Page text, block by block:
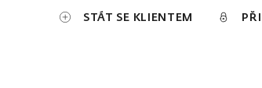
STÁT SE KLIENTEM